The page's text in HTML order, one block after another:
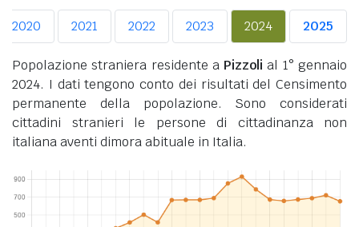
2020 2021 2022 2023 2024 2025
Popolazione straniera residente a Pizzoli al 1° gennaio
2024. I dati tengono conto dei risultati del Censimento
permanente della popolazione. Sono considerati
cittadini stranieri le persone di cittadinanza non
italiana aventi dimora abituale in Italia.